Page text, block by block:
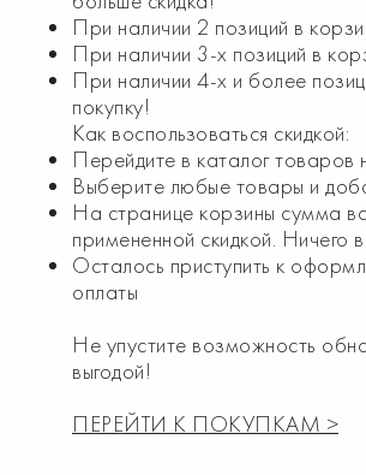
При наличии 2 позиций в
При наличии 3-х позиций в
При наличии 4-х и более
покупку!
Как воспользоваться скидкой:
Перейдите в каталог товаров
Выберите любые товары и
На странице корзины сумма
примененной скидкой. Ничего
Осталось приступить к
оплаты
Не упустите возможность
выгодой!
ПЕРЕЙТИ К ПОКУПКАМ >